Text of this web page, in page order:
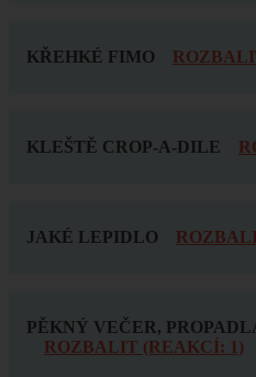
KŘEHKÉ FIMO
KLEŠTĚ CROP-A-DILE
JAKÉ LEPIDLO
PĚKNÝ VEČER,
ROZBALIT (REAKCÍ: 1)